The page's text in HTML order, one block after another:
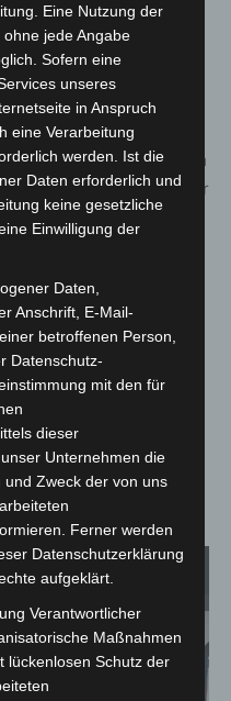
sie Menschen und
geht auf ein
das Andrea
Krawallnacht im
Diese Erfahrung war der
der Wanderausstellung
Charlotte Beck und Dr.
die
die seit Februar
bis zum 26. April im
und kann während
1von 2
Eine Nutzung der
jede Angabe
Sofern eine
unseres
in Anspruch
eine Verarbeitung
werden. Ist die
Daten erforderlich und
keine gesetzliche
Einwilligung der
Daten,
Anschrift, E-Mail-
betroffenen Person,
Datenschutz-
mit den für
dieser
Unternehmen die
Zweck der von uns
Ferner werden
Datenschutzerklärung
aufgeklärt.
Verantwortlicher
Maßnahmen
lückenlosen Schutz der